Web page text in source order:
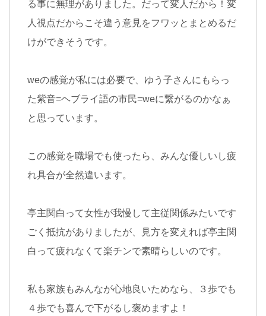
る事に無理がありました。だって変人だから！変
人視点だからこそ違う意見をフワッとまとめるだ
けができそうです。
weの感覚が私には必要で、ゆう子さんにもらっ
た紫音=ヘブライ語の市民=weに繋がるのかなぁ
と思っています。
この感覚を職場でも使ったら、みんな優しいし疲
れ具合が全然違います。
亭主関白って女性が我慢して主従関係みたいです
ごく抵抗がありましたが、見方を変えれば亭主関
白って疲れなくて楽チンで素晴らしいのです。
私も家族もみんなが心地良いためなら、３歩でも
４歩でも喜んで下がるし褒めますよ！